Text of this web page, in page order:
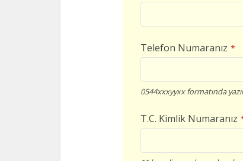
Telefon Numaranız *
0544xxxyyxx formatında
T.C. Kimlik Numaranız